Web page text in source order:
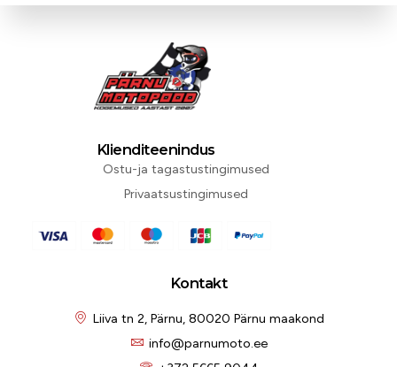
Klienditeenindus
Ostu-ja tagastustingimused
Privaatsustingimused
Kontakt
Liiva tn 2, Pärnu, 80020 Pärnu maakond
info@parnumoto.ee